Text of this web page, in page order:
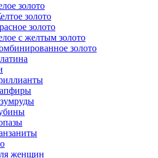
золото
золото
золото
с желтым золото
золото
женщин